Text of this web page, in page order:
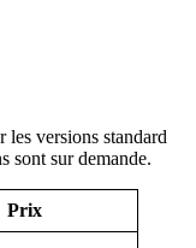
versions standard
sont sur demande.
Prix